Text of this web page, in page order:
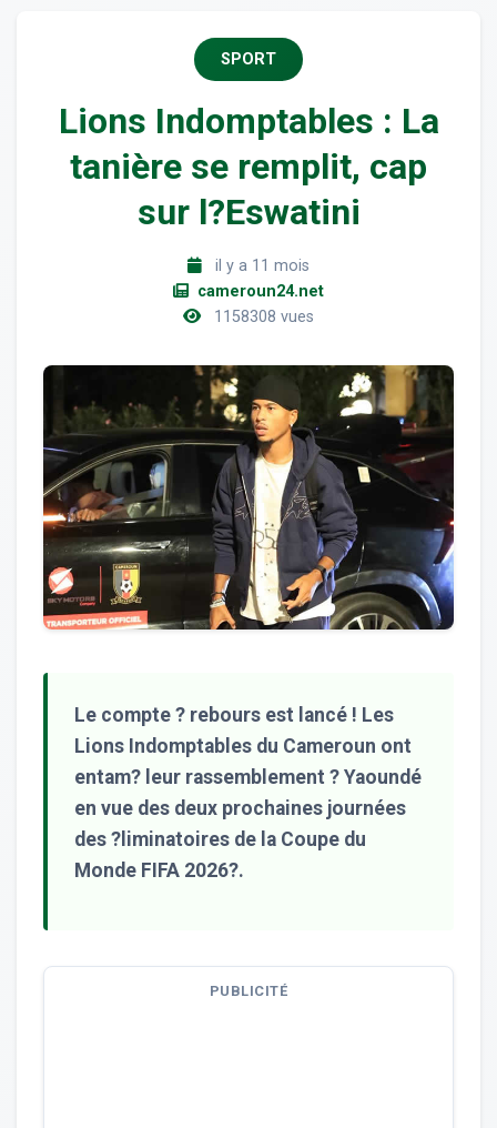
SPORT
Lions Indomptables : La
tanière se remplit, cap
sur l?Eswatini
il y a 11 mois
cameroun24.net
1158308 vues
Le compte ? rebours est lancé ! Les
Lions Indomptables du Cameroun ont
entam? leur rassemblement ? Yaoundé
en vue des deux prochaines journées
des ?liminatoires de la Coupe du
Monde FIFA 2026?.
PUBLICITÉ